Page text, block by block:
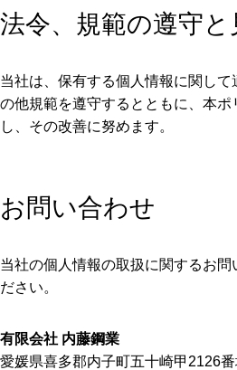
法令、規範の遵守と
当社は、保有する個人情報に関し
の他規範を遵守するとともに、本
し、その改善に努めます。
お問い合わせ
当社の個人情報の取扱に関するお問
ださい。
有限会社 内藤鋼業
愛媛県喜多郡内子町五十崎甲2126